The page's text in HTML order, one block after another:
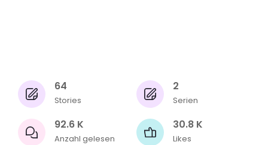
64
Stories
2
Serien
92.6 K
Anzahl gelesen
30.8 K
Likes